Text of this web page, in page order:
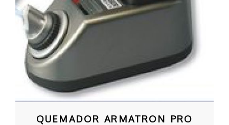
QUEMADOR ARMATRON PRO